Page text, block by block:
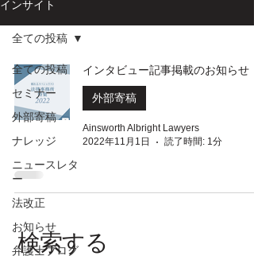
インサイト
全ての投稿
セミナー
外部寄稿
ナレッジ
ニュースレタ
ー
法改正
お知らせ
弁護士ブログ
全ての投稿
インタビュー記事掲載のお知らせ
外部寄稿
Ainsworth Albright Lawyers
2022年11月1日
読了時間: 1分
​検索する